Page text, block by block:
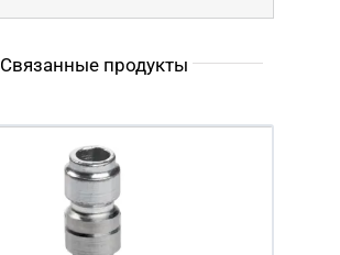
Связанные продукты